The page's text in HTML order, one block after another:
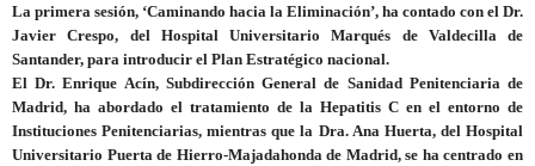
La primera sesión, ‘Caminando hacia la Eliminación’, ha contado con el Dr.
Javier Crespo, del Hospital Universitario Marqués de Valdecilla de
Santander, para introducir el Plan Estratégico nacional.
El Dr. Enrique Acín, Subdirección General de Sanidad Penitenciaria de
Madrid, ha abordado el tratamiento de la Hepatitis C en el entorno de
Instituciones Penitenciarias, mientras que la Dra. Ana Huerta, del Hospital
Universitario Puerta de Hierro-Majadahonda de Madrid, se ha centrado en